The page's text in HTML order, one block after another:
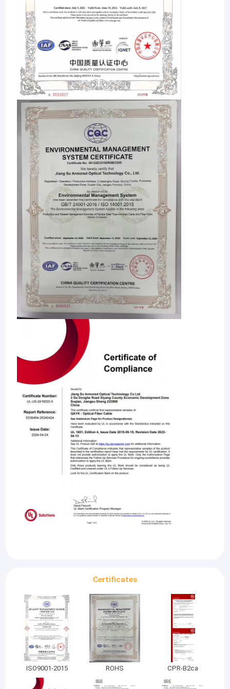
Aperçu
Produits
Certificates
ISO9001-2015 ROHS CPR-B2ca
Jiang Su Armored Optical Technology Co., Ltd est l'un des
principaux fabricants professionnels de câbles de fibre blindée
micro, de câbles de patch blindés micro et de produits de
soutien en Chine.
Notre ligne de production actuelle est de 8,000Il y a près de 300